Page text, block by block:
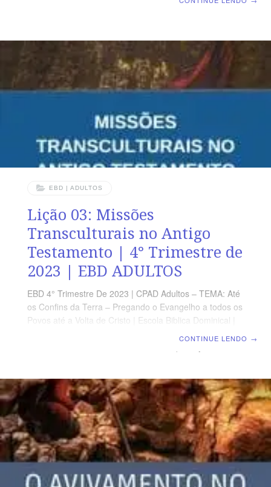
inclusive o número da página ORIENTAÇÃO
PEDAGÓGICA Em João 3 há 36 versos. Sugerimos
começar a aula lendo, com os alunos, João 3.1-21 (5 a
7 min.). A revista funciona como guia de estudo e leitura
EBD | ADULTOS
Lição 03: Missões
Transculturais no Antigo
Testamento | 4° Trimestre de
2023 | EBD ADULTOS
EBD 4° Trimestre De 2023 | CPAD Adultos – TEMA: Até
os Confins da Terra – Pregando o Evangelho a todos os
Povos até a Volta de Cristo | Escola Biblica Dominical |
dos gentios, para seres a minha salvação até a
extremidade da terra.” (Is 49.6) VERDADE PRÁTICA O
amor de Deus para
CONTINUE LENDO →